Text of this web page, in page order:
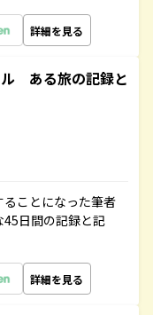
詳細を見る
ある旅の記録と
ことになった筆者
日間の記録と記
詳細を見る